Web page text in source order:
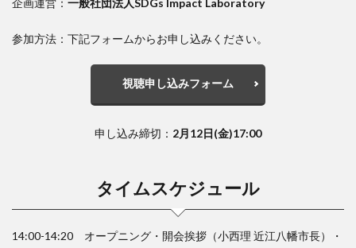
企画運営： 一般社団法人SDGs Impact Laboratory
参加方法：下記フォームからお申し込みください。
視聴申し込みフォーム
申し込み締切： 2月12日(金)17:00
タイムスケジュール
14:00-14:20 オープニング・開会挨拶（小西理 近江八幡市長）・